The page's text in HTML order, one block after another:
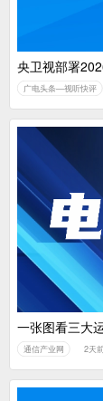
央卫视部署
广电头条—视听快评
一张图看三大
通信产业网 2天